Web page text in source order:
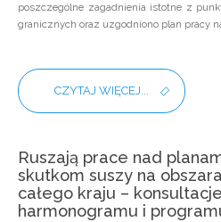
poszczególne zagadnienia istotne z
granicznych oraz uzgodniono plan pracy
CZYTAJ WIĘCEJ...
Ruszają prace nad
skutkom suszy na
całego kraju –
harmonogramu i